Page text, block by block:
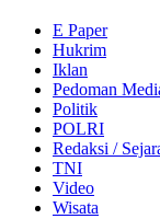
E Paper
Hukrim
Iklan
Pedoman
Politik
POLRI
Redaksi /
TNI
Video
Wisata